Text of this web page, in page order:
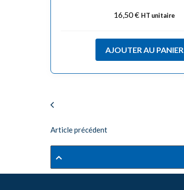
16,50€ HT unitaire
AJOUTER AU PANIER
Article précédent